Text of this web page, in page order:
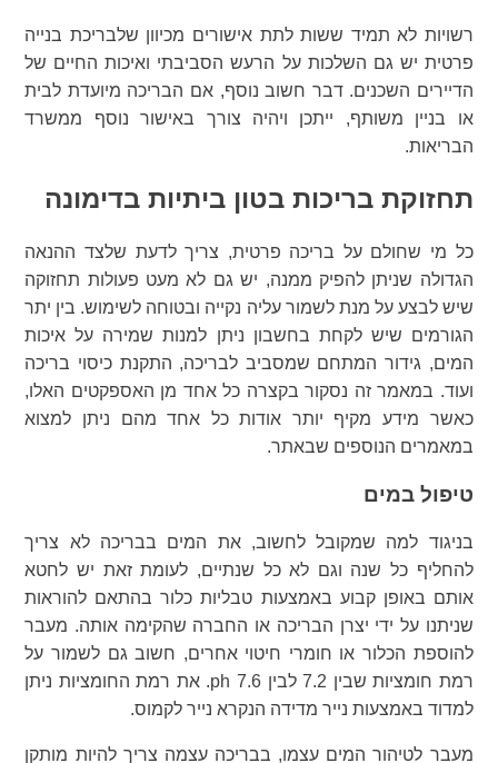
רשויות לא תמיד ששות לתת אישורים מכיוון שלבריכת בנייה
פרטית יש גם השלכות על הרעש הסביבתי ואיכות החיים של
הדיירים השכנים. דבר חשוב נוסף, אם הבריכה מיועדת לבית
או בניין משותף, ייתכן ויהיה צורך באישור נוסף ממשרד
הבריאות.
תחזוקת בריכות בטון ביתיות בדימונה
כל מי שחולם על בריכה פרטית, צריך לדעת שלצד ההנאה
הגדולה שניתן להפיק ממנה, יש גם לא מעט פעולות תחזוקה
שיש לבצע על מנת לשמור עליה נקייה ובטוחה לשימוש. בין יתר
הגורמים שיש לקחת בחשבון ניתן למנות שמירה על איכות
המים, גידור המתחם שמסביב לבריכה, התקנת כיסוי בריכה
ועוד. במאמר זה נסקור בקצרה כל אחד מן האספקטים האלו,
כאשר מידע מקיף יותר אודות כל אחד מהם ניתן למצוא
במאמרים הנוספים שבאתר.
טיפול במים
בניגוד למה שמקובל לחשוב, את המים בבריכה לא צריך
להחליף כל שנה וגם לא כל שנתיים, לעומת זאת יש לחטא
אותם באופן קבוע באמצעות טבליות כלור בהתאם להוראות
שניתנו על ידי יצרן הבריכה או החברה שהקימה אותה. מעבר
להוספת הכלור או חומרי חיטוי אחרים, חשוב גם לשמור על
רמת חומציות שבין 7.2 לבין 7.6 ph. את רמת החומציות ניתן
למדוד באמצעות נייר מדידה הנקרא נייר לקמוס.
מעבר לטיהור המים עצמו, בבריכה עצמה צריך להיות מותקן